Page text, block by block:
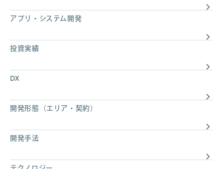
アプリ・システム開発
投資実績
DX
開発形態（エリア・契約）
開発手法